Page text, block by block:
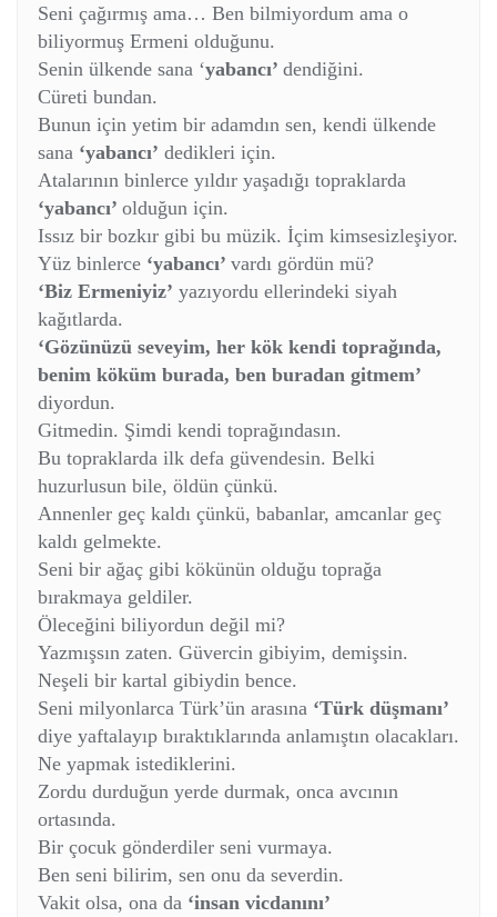
Seni çağırmış ama… Ben bilmiyordum ama o
biliyormuş Ermeni olduğunu.
Senin ülkende sana ‘yabancı’ dendiğini.
Cüreti bundan.
Bunun için yetim bir adamdın sen, kendi ülkende
sana ‘yabancı’ dedikleri için.
Atalarının binlerce yıldır yaşadığı topraklarda
‘yabancı’ olduğun için.
Issız bir bozkır gibi bu müzik. İçim kimsesizleşiyor.
Yüz binlerce ‘yabancı’ vardı gördün mü?
‘Biz Ermeniyiz’ yazıyordu ellerindeki siyah
kağıtlarda.
‘Gözünüzü seveyim, her kök kendi toprağında,
benim köküm burada, ben buradan gitmem’
diyordun.
Gitmedin. Şimdi kendi toprağındasın.
Bu topraklarda ilk defa güvendesin. Belki
huzurlusun bile, öldün çünkü.
Annenler geç kaldı çünkü, babanlar, amcanlar geç
kaldı gelmekte.
Seni bir ağaç gibi kökünün olduğu toprağa
bırakmaya geldiler.
Öleceğini biliyordun değil mi?
Yazmışsın zaten. Güvercin gibiyim, demişsin.
Neşeli bir kartal gibiydin bence.
Seni milyonlarca Türk’ün arasına ‘Türk düşmanı’
diye yaftalayıp bıraktıklarında anlamıştın olacakları.
Ne yapmak istediklerini.
Zordu durduğun yerde durmak, onca avcının
ortasında.
Bir çocuk gönderdiler seni vurmaya.
Ben seni bilirim, sen onu da severdin.
Vakit olsa, ona da ‘insan vicdanını’